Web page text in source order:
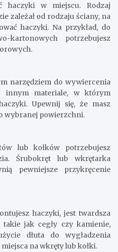
haczyki w miejscu. Rodzaj
zależał od rodzaju ściany, na
haczyki. Na przykład, do
kartonowych potrzebujesz
narzędziem do wywiercenia
innym materiale, w którym
Upewnij się, że masz
wybranej powierzchni.
lub kołków potrzebujesz
Śrubokręt lub wkrętarka
pewniejsze przykręcenie
haczyki, jest twardsza
jak cegły czy kamienie,
dłuta do wygładzenia
na wkręty lub kołki.